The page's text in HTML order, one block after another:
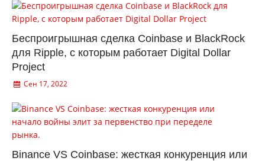
Беспроигрышная сделка Coinbase и BlackRock
для Ripple, с которым работает Digital Dollar
Project
Сен 17, 2022
Binance VS Coinbase: жесткая конкуренция или